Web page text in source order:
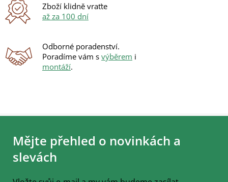
Zboží klidně vraťte
až za 100 dní
Odborné poradenství.
Poradíme vám s výběrem i
montáží.
Z
Mějte přehled o novinkách a
slevách